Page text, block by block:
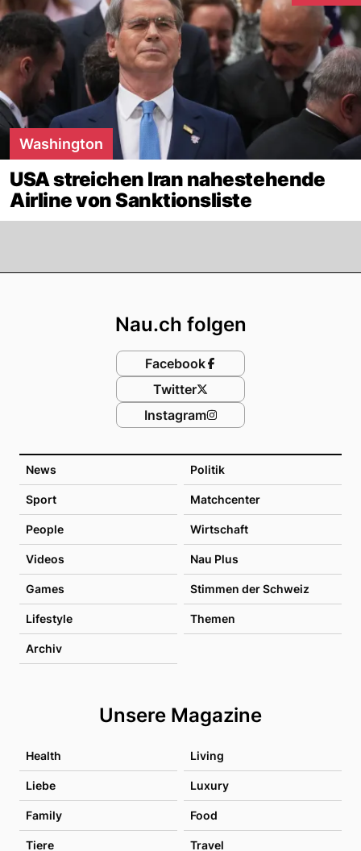
Washington
USA streichen Iran nahestehende
Airline von Sanktionsliste
News Politik
Sport Matchcenter
People Wirtschaft
Videos Nau Plus
Games Stimmen der Schweiz
Lifestyle Themen
Archiv
Unsere Magazine
Health Living
Liebe Luxury
Family Food
Tiere Travel
Nau.ch folgen
Facebook
Twitter
Instagram